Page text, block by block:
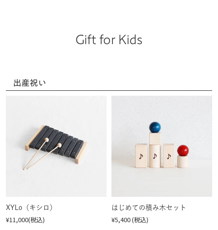
Gift for Kids
出産祝い
XYLo（キシロ）
¥11,000(税込)
はじめての積み木セット
¥5,400 (税込)